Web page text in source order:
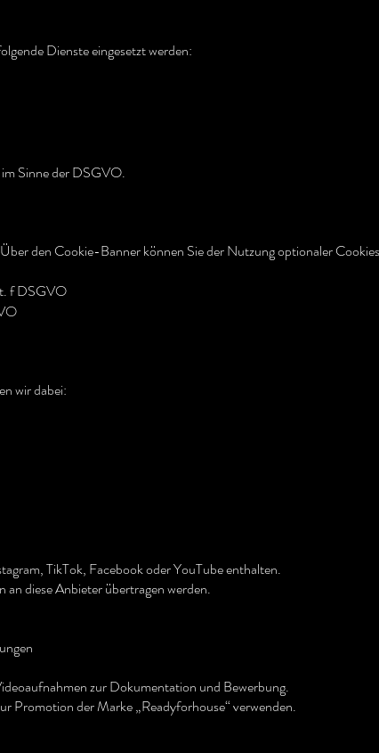
Dienste eingesetzt werden:
Sinne der DSGVO.
den Cookie-Banner können Sie der Nutzung optionaler
f DSGVO
wir dabei:
TikTok, Facebook oder YouTube enthalten.
diese Anbieter übertragen werden.
zur Dokumentation und Bewerbung.
Promotion der Marke „Readyforhouse“ verwenden.